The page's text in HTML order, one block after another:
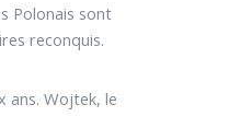
Polonais sont
reconquis.
ans. Wojtek, le